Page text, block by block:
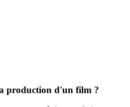
production d'un film ?